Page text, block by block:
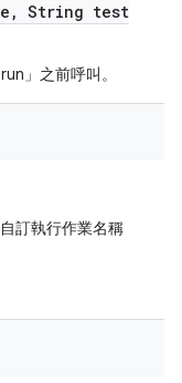
, String test
」之前呼叫。
訂執行作業名稱